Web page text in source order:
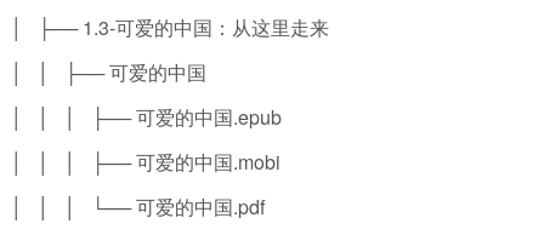
│ ├── 1.3-可爱的中国：从这里走来
│ │ ├── 可爱的中国
│ │ │ ├── 可爱的中国.epub
│ │ │ ├── 可爱的中国.mobi
│ │ │ └── 可爱的中国.pdf